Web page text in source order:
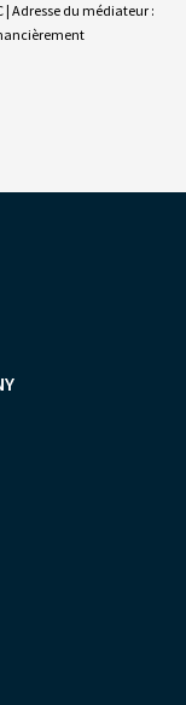
| Adresse du médiateur :